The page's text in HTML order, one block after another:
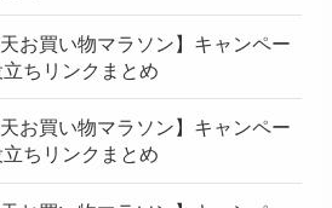
お買い物マラソン】キャンペー
ちリンクまとめ
お買い物マラソン】キャンペー
ちリンクまとめ